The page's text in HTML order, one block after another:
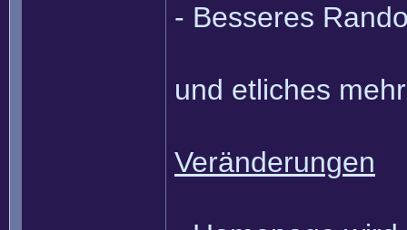
- Besseres
und etliches
Veränderungen